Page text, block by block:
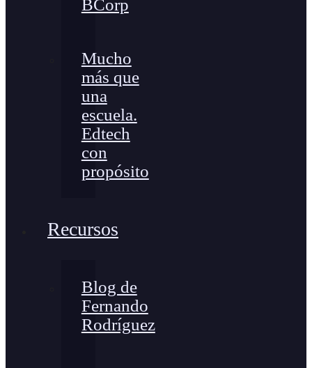
BCorp
Mucho
más que
una
escuela.
Edtech
con
propósito
Recursos
Blog de
Fernando
Rodríguez